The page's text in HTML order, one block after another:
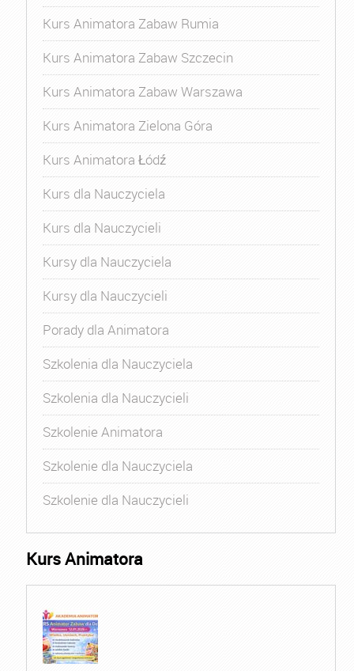
Kurs Animatora Zabaw Rumia
Kurs Animatora Zabaw Szczecin
Kurs Animatora Zabaw Warszawa
Kurs Animatora Zielona Góra
Kurs Animatora Łódź
Kurs dla Nauczyciela
Kurs dla Nauczycieli
Kursy dla Nauczyciela
Kursy dla Nauczycieli
Porady dla Animatora
Szkolenia dla Nauczyciela
Szkolenia dla Nauczycieli
Szkolenie Animatora
Szkolenie dla Nauczyciela
Szkolenie dla Nauczycieli
Kurs Animatora